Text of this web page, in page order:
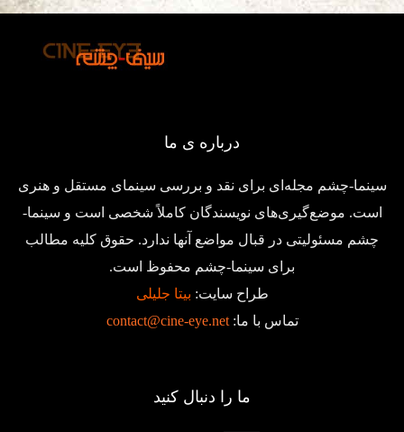
درباره ی ما
سینما-چشم مجله‌ای برای نقد و بررسی سینمای مستقل و هنری
است. موضع‌گیری‌های نویسندگان کاملاً شخصی است و سینما-
چشم مسئولیتی در قبال مواضع آنها ندارد. حقوق کلیه مطالب
برای سینما-چشم محفوظ است.
طراح سایت: بیتا جلیلی
تماس با ما:contact@cine-eye.net
ما را دنبال کنید